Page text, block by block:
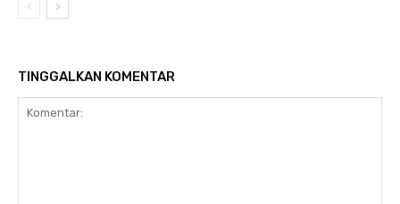
TINGGALKAN KOMENTAR